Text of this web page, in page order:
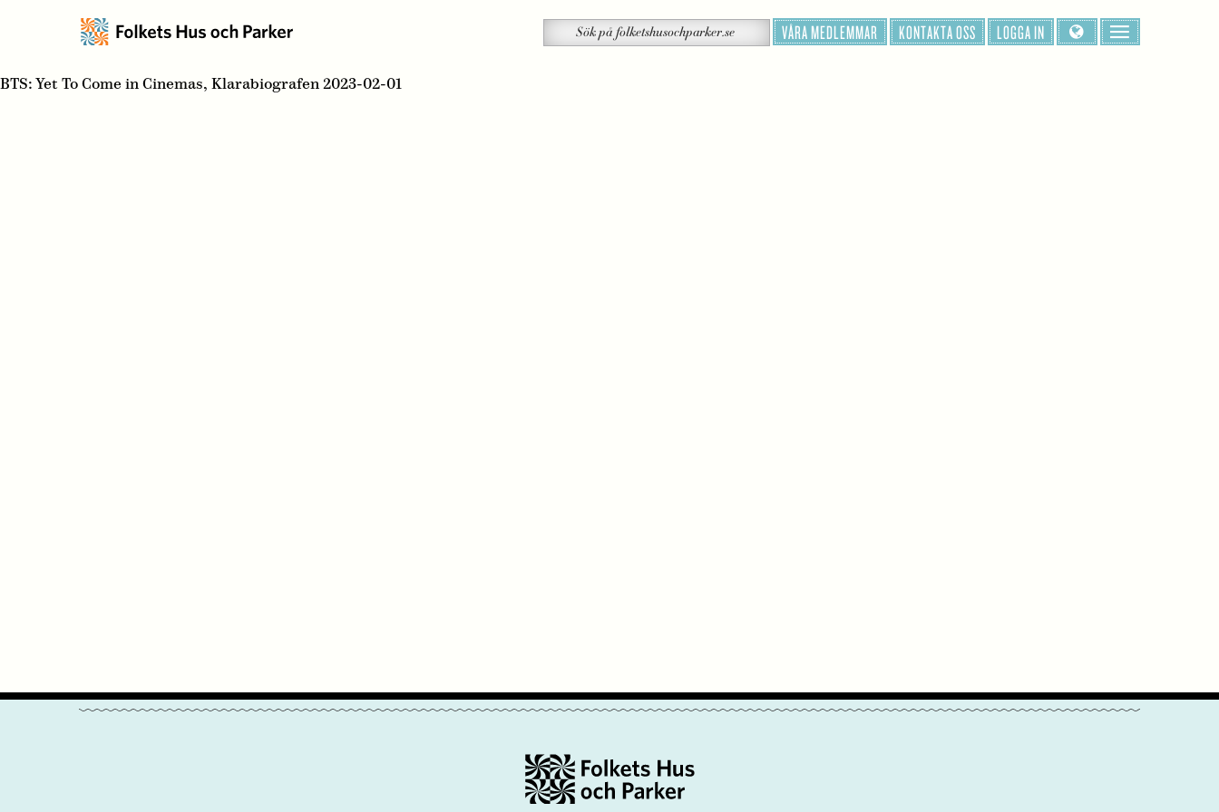
på
Sök VÅRA MEDLEMMAR KONTAKTA OSS LOGGA IN
BTS: Yet To Come in Cinemas, Klarabiografen 2023-02-01